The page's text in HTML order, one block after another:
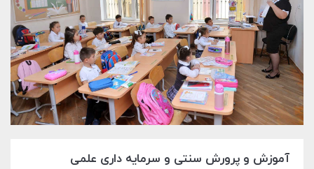
آموزش و پرورش سنتی و سرمایه داری علمی